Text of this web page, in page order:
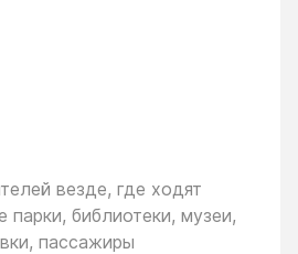
везде, где ходят
парки, библиотеки, музеи,
пассажиры